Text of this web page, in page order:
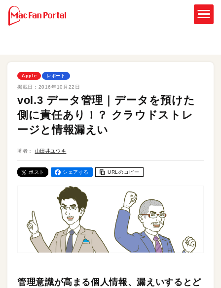
Apple レポート
掲載日： 2016年10月22日
vol.3 データ管理｜データを預けた
側に責任あり！？ クラウドストレ
ージと情報漏えい
著者： 山田井ユウキ
ポスト シェアする URLのコピー
管理意識が高まる個人情報、漏えいするとど